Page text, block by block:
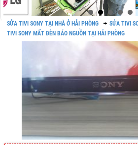
SỬA TIVI SONY TẠI NHÀ Ở HẢI PHÒNG SỬA TIVI
TIVI SONY MẤT ĐÈN BÁO NGUỒN TẠI HẢI PHÒNG